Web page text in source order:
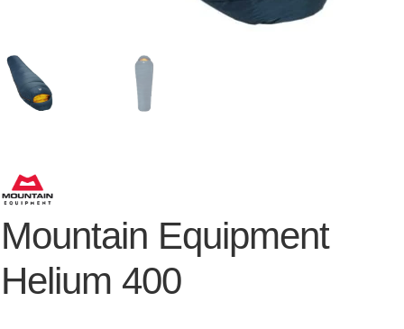
Mountain Equipment
Helium 400